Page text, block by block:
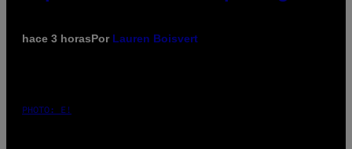
hace 3 horasPor Lauren Boisvert
PHOTO: E!